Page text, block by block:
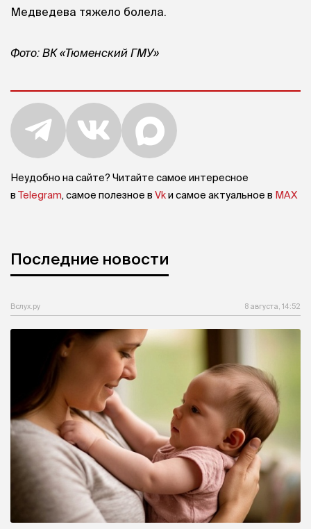
Медведева тяжело болела.
Фото: ВК «Тюменский ГМУ»
Неудобно на сайте? Читайте самое интересное
в Telegram, самое полезное в Vkи самое актуальное в MAX
Последние новости
Вслух.ру 8 августа, 14:52